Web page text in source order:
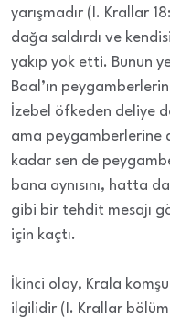
yarışmadır (I. Krallar
dağa saldırdı ve
yakıp yok etti. Bunun
Baal’ın
İzebel öfkeden deliye
ama peygamberlerine
kadar sen de
bana aynısını, hatta
gibi bir tehdit mesajı
için kaçtı.
İkinci olay, Krala
ilgilidir (I. Krallar